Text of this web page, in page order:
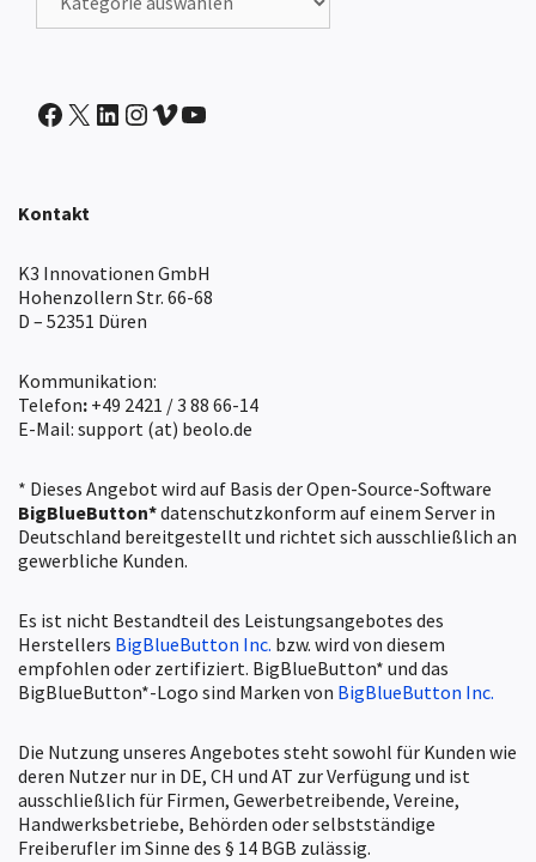
IntranetBOX auf Facebook
X IntranetBOX auf LinkedIn
IntranetBOX auf Instagram
IntranetBOX auf VimeoIntranetBOX auf Youtube
Kontakt
K3 Innovationen GmbH
Hohenzollern Str. 66-68
D – 52351 Düren
Kommunikation:
Telefon: +49 2421 / 3 88 66-14
E-Mail: support (at) beolo.de
* Dieses Angebot wird auf Basis der Open-Source-Software
BigBlueButton*datenschutzkonform auf einem Server in
Deutschland bereitgestellt und richtet sich ausschließlich an
gewerbliche Kunden.
Es ist nicht Bestandteil des Leistungsangebotes des
Herstellers BigBlueButton Inc. bzw. wird von diesem
empfohlen oder zertifiziert. BigBlueButton* und das
BigBlueButton*-Logo sind Marken von BigBlueButton Inc.
Die Nutzung unseres Angebotes steht sowohl für Kunden wie
deren Nutzer nur in DE, CH und AT zur Verfügung und ist
ausschließlich für Firmen, Gewerbetreibende, Vereine,
Handwerksbetriebe, Behörden oder selbstständige
Freiberufler im Sinne des § 14 BGB zulässig.